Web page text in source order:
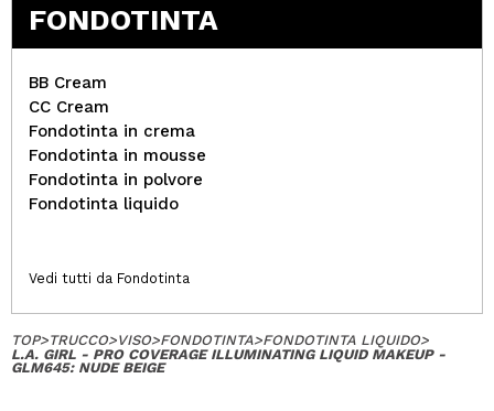
FONDOTINTA
BB Cream
CC Cream
Fondotinta in crema
Fondotinta in mousse
Fondotinta in polvore
Fondotinta liquido
Vedi tutti da Fondotinta
TOP>TRUCCO>VISO>FONDOTINTA>FONDOTINTA LIQUIDO>
L.A. GIRL - PRO COVERAGE ILLUMINATING LIQUID MAKEUP -
GLM645: NUDE BEIGE